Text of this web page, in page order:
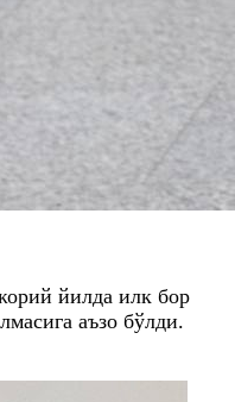
йилда илк бор
аъзо бўлди.